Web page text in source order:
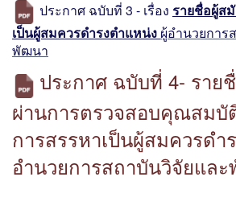
ประกาศ ฉบับที่ 3 - เรื่อง รายชื่อผู้ส
เป็นผู้สมควรดำรงตำแหน่ง ผู้อำนวยการ
พัฒนา
ประกาศ ฉบับที่ 4- ราย
ผ่านการตรวจสอบคุณสมบั
การสรรหาเป็นผู้สมควรดำ
อำนวยการสถาบันวิจัยแล